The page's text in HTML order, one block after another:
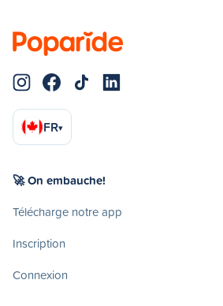
FR▾
🚀 On embauche!
Télécharge notre app
Inscription
Connexion